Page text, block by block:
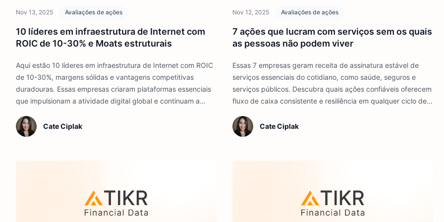
Nov 13, 2025 Avaliações de ações
10 líderes em infraestrutura de Internet com
ROIC de 10-30% e Moats estruturais
Aqui estão 10 líderes em infraestrutura de Internet com ROIC
de 10-30%, margens sólidas e vantagens competitivas
duradouras. Essas empresas criaram plataformas essenciais
que impulsionam a atividade digital global e continuam a
Cate Ciplak
Nov 12, 2025 Avaliações de ações
7 ações que lucram com serviços sem os quais
as pessoas não podem viver
Essas 7 empresas geram receita de assinatura estável de
serviços essenciais do cotidiano, como saúde, seguros e
serviços públicos. Descubra quais ações confiáveis oferecem
fluxo de caixa consistente e resiliência em qualquer ciclo de
Cate Ciplak